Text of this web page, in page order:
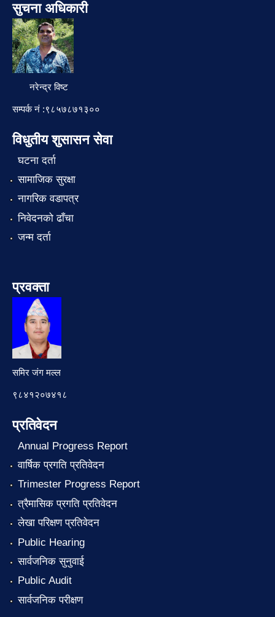
सुचना अधिकारी
नरेन्द्र विष्ट
सम्पर्क नं :९८५७८७१३००
विधुतीय शुसासन सेवा
घटना दर्ता
सामाजिक सुरक्षा
नागरिक वडापत्र
निवेदनको ढाँचा
जन्म दर्ता
प्रवक्ता
समिर जंग मल्ल
९८४१२०७४१८
प्रतिवेदन
Annual Progress Report
वार्षिक प्रगति प्रतिवेदन
Trimester Progress Report
त्रैमासिक प्रगति प्रतिवेदन
लेखा परिक्षण प्रतिवेदन
Public Hearing
सार्वजनिक सुनुवाई
Public Audit
सार्वजनिक परीक्षण